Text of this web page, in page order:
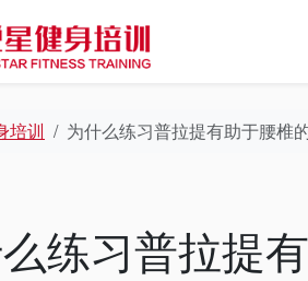
培训 为什么练习普拉提有助于腰椎
练习普拉提